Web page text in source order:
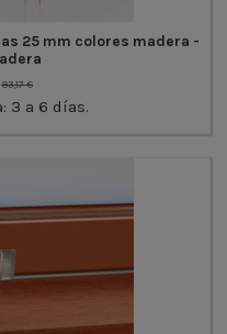
25 mm colores madera -
93,17 €
3 a 6 días.